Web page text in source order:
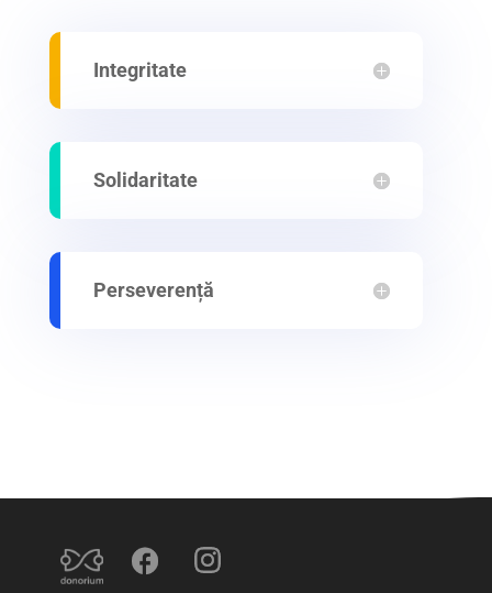
Integritate
Solidaritate
Perseverență